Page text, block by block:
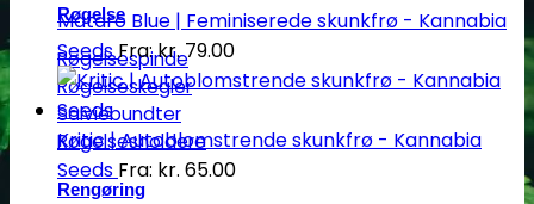
Røgelse
Røgelsespinde
Røgelseskegler
Salviebundter
Røgelsesholdere
Rengøring
Mataro Blue | Feminiserede skunkfrø - Kannabia
SeedsFra:kr.79.00
Kritic | Autoblomstrende skunkfrø - Kannabia
Seeds Fra: kr. 65.00